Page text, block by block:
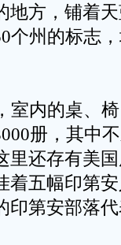
地方，铺着
个州的标志
内的桌、椅
册，其中
里还存有美
着五幅印第
印第安部落